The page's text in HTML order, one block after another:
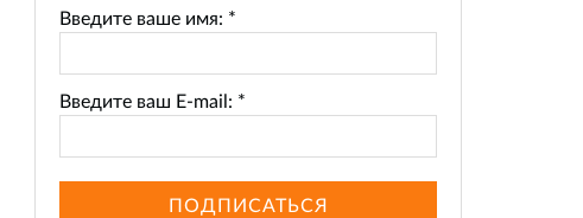
Введите ваше имя: *
Введите ваш E-mail: *
ПОДПИСАТЬСЯ